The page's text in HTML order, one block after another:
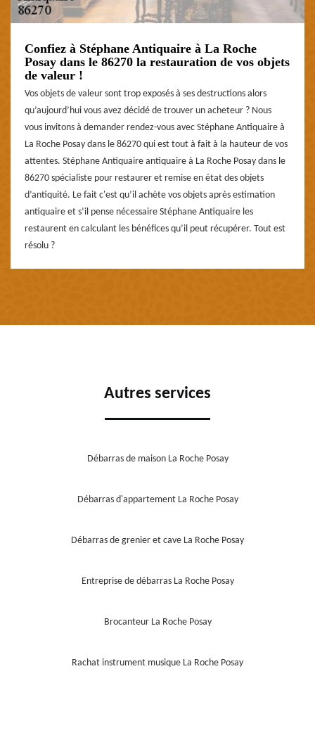
Confiez à Stéphane Antiquaire à La Roche
Posay dans le 86270 la restauration de vos objets
de valeur !
Vos objets de valeur sont trop exposés à ses destructions alors
qu’aujourd’hui vous avez décidé de trouver un acheteur ? Nous
vous invitons à demander rendez-vous avec Stéphane Antiquaire à
La Roche Posay dans le 86270 qui est tout à fait à la hauteur de vos
attentes. Stéphane Antiquaire antiquaire à La Roche Posay dans le
86270 spécialiste pour restaurer et remise en état des objets
d’antiquité. Le fait c'est qu’il achète vos objets après estimation
antiquaire et s’il pense nécessaire Stéphane Antiquaire les
restaurent en calculant les bénéfices qu’il peut récupérer. Tout est
résolu ?
Autres services
Débarras de maison La Roche Posay
Débarras d'appartement La Roche Posay
Débarras de grenier et cave La Roche Posay
Entreprise de débarras La Roche Posay
Brocanteur La Roche Posay
Rachat instrument musique La Roche Posay